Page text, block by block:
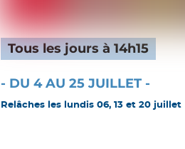
Tous les jours à 14h15
- DU 4 AU 25 JUILLET -
Relâches les lundis 06, 13 et 20 juillet